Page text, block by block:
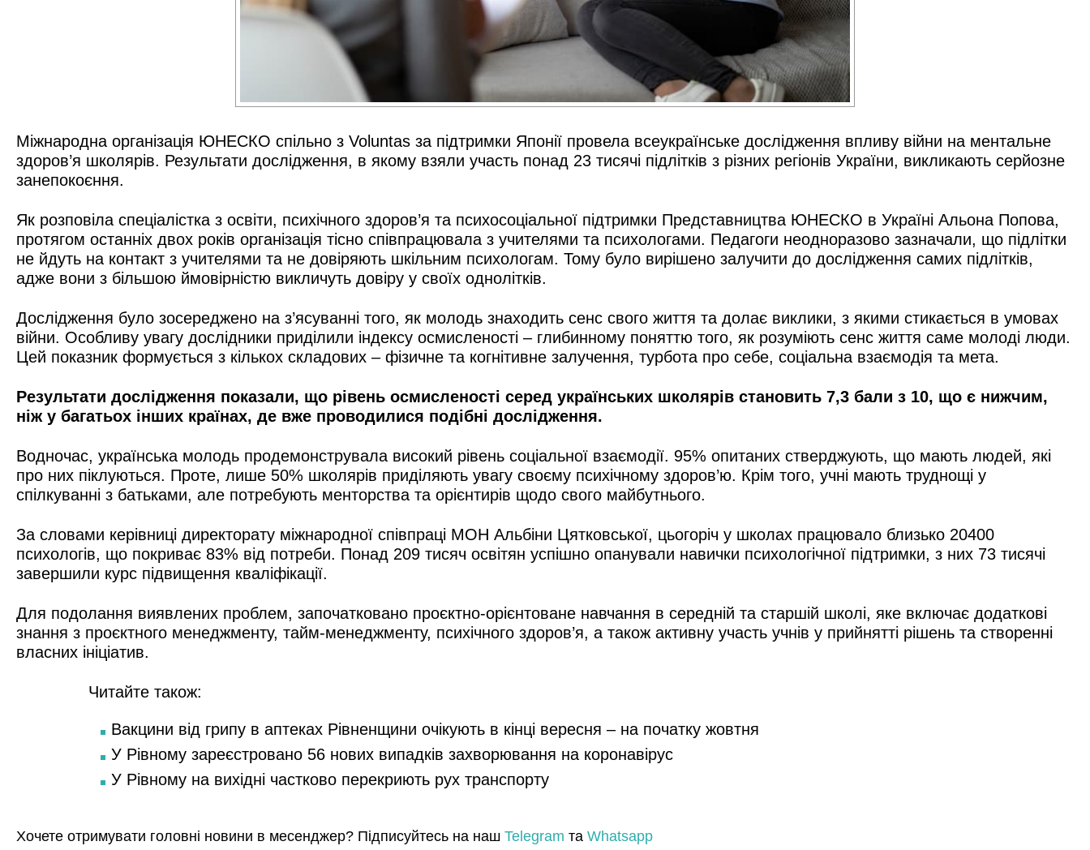
Міжнародна організація ЮНЕСКО спільно з Voluntas за підтримки Японії провела всеукраїнське дослідження впливу війни на ментальне
здоров’я школярів. Результати дослідження, в якому взяли участь понад 23 тисячі підлітків з різних регіонів України, викликають серйозне
занепокоєння.
Як розповіла спеціалістка з освіти, психічного здоров’я та психосоціальної підтримки Представництва ЮНЕСКО в Україні Альона Попова,
протягом останніх двох років організація тісно співпрацювала з учителями та психологами. Педагоги неодноразово зазначали, що підлітки
не йдуть на контакт з учителями та не довіряють шкільним психологам. Тому було вирішено залучити до дослідження самих підлітків,
адже вони з більшою ймовірністю викличуть довіру у своїх однолітків.
Дослідження було зосереджено на з’ясуванні того, як молодь знаходить сенс свого життя та долає виклики, з якими стикається в умовах
війни. Особливу увагу дослідники приділили індексу осмисленості – глибинному поняттю того, як розуміють сенс життя саме молоді люди.
Цей показник формується з кількох складових – фізичне та когнітивне залучення, турбота про себе, соціальна взаємодія та мета.
Результати дослідження показали, що рівень осмисленості серед українських школярів становить 7,3 бали з 10, що є нижчим,
ніж у багатьох інших країнах, де вже проводилися подібні дослідження.
Водночас, українська молодь продемонструвала високий рівень соціальної взаємодії. 95% опитаних стверджують, що мають людей, які
про них піклуються. Проте, лише 50% школярів приділяють увагу своєму психічному здоров’ю. Крім того, учні мають труднощі у
спілкуванні з батьками, але потребують менторства та орієнтирів щодо свого майбутнього.
За словами керівниці директорату міжнародної співпраці МОН Альбіни Цятковської, цьогоріч у школах працювало близько 20400
психологів, що покриває 83% від потреби. Понад 209 тисяч освітян успішно опанували навички психологічної підтримки, з них 73 тисячі
завершили курс підвищення кваліфікації.
Для подолання виявлених проблем, започатковано проєктно-орієнтоване навчання в середній та старшій школі, яке включає додаткові
знання з проєктного менеджменту, тайм-менеджменту, психічного здоров’я, а також активну участь учнів у прийнятті рішень та створенні
власних ініціатив.
Читайте також:
Вакцини від грипу в аптеках Рівненщини очікують в кінці вересня – на початку жовтня
У Рівному зареєстровано 56 нових випадків захворювання на коронавірус
У Рівному на вихідні частково перекриють рух транспорту
Хочете отримувати головні новини в месенджер? Підписуйтесь на наш Telegram та Whatsapp